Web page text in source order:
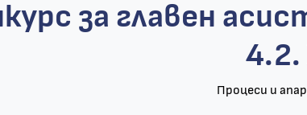
за главен
4.2.
Процеси и